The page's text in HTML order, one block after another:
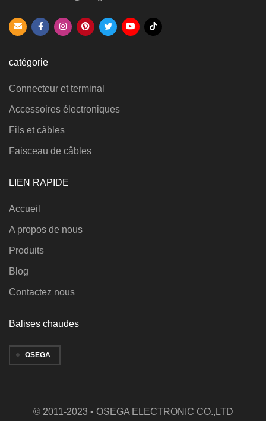
catégorie
Connecteur et terminal
Accessoires électroniques
Fils et câbles
Faisceau de câbles
LIEN RAPIDE
Accueil
A propos de nous
Produits
Blog
Contactez nous
Balises chaudes
OSEGA
© 2011-2023 • OSEGA ELECTRONIC CO.,LTD